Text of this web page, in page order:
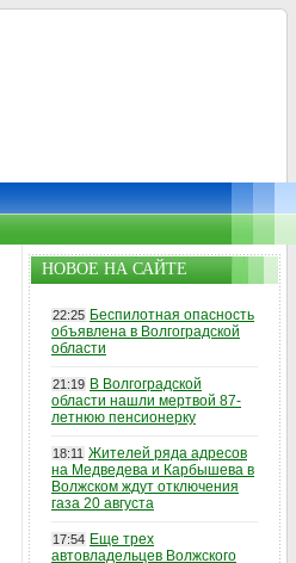
НОВОЕ НА САЙТЕ
22:25 Беспилотная опасность
объявлена в Волгоградской
области
21:19 В Волгоградской
области нашли мертвой 87-
летнюю пенсионерку
18:11 Жителей ряда адресов
на Медведева и Карбышева в
Волжском ждут отключения
газа 20 августа
17:54 Еще трех
автовладельцев Волжского